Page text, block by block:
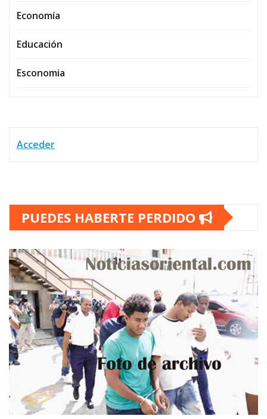
Economía
Educación
Esconomia
Acceder
PUEDES HABERTE PERDIDO